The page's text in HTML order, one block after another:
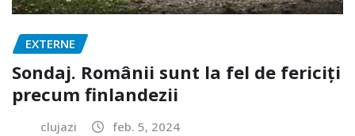
EXTERNE
Sondaj. Românii sunt la fel de fericiți
precum finlandezii
clujazi feb. 5, 2024